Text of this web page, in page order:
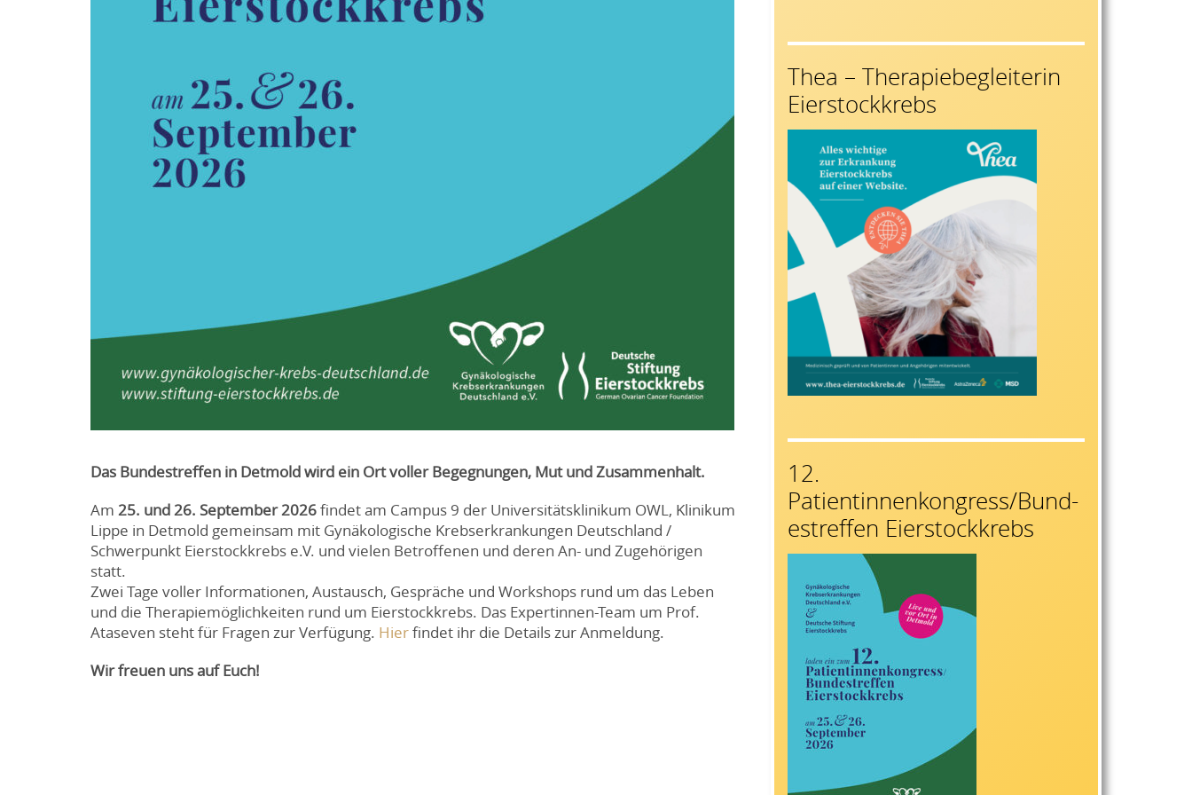
Das Bundestreffen in Detmold wird ein Ort voller Begegnungen, Mut und Zusammenhalt.
Am 25. und 26. September 2026findet am Campus 9 der Universitätsklinikum OWL, Klinikum
Lippe in Detmold gemeinsam mit Gynäkologische Krebserkrankungen Deutschland /
Schwerpunkt Eierstockkrebs e.V. und vielen Betroffenen und deren An- und Zugehörigen
statt.
Zwei Tage voller Informationen, Austausch, Gespräche und Workshops rund um das Leben
und die Therapiemöglichkeiten rund um Eierstockkrebs. Das Expertinnen-Team um Prof.
Ataseven steht für Fragen zur Verfügung. Hierfindet ihr die Details zur Anmeldung.
Wir freuen uns auf Euch!
Thea – Therapiebegleiterin
Eierstockkrebs
12.
Patientinnenkongress/Bund-
estreffen Eierstockkrebs